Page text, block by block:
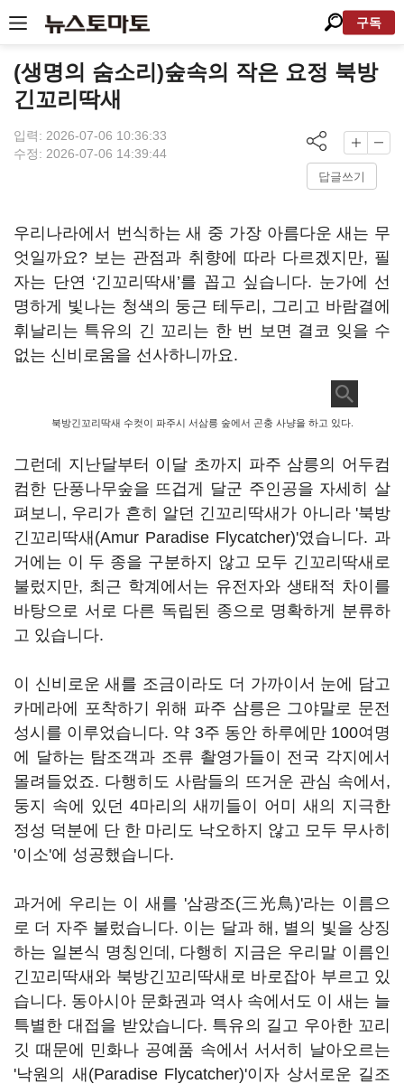
구독
(생명의 숨소리)숲속의 작은 요정 북방
긴꼬리딱새
입력: 2026-07-06 10:36:33
수정: 2026-07-06 14:39:44
답글쓰기
우리나라에서 번식하는 새 중 가장 아름다운 새는 무
엇일까요? 보는 관점과 취향에 따라 다르겠지만, 필
자는 단연 ‘긴꼬리딱새’를 꼽고 싶습니다. 눈가에 선
명하게 빛나는 청색의 둥근 테두리, 그리고 바람결에
휘날리는 특유의 긴 꼬리는 한 번 보면 결코 잊을 수
없는 신비로움을 선사하니까요.
북방긴꼬리딱새 수컷이 파주시 서삼릉 숲에서 곤충 사냥을 하고 있다.
그런데 지난달부터 이달 초까지 파주 삼릉의 어두컴
컴한 단풍나무숲을 뜨겁게 달군 주인공을 자세히 살
펴보니, 우리가 흔히 알던 긴꼬리딱새가 아니라 '북방
긴꼬리딱새(Amur Paradise Flycatcher)'였습니다. 과
거에는 이 두 종을 구분하지 않고 모두 긴꼬리딱새로
불렀지만, 최근 학계에서는 유전자와 생태적 차이를
바탕으로 서로 다른 독립된 종으로 명확하게 분류하
고 있습니다.
이 신비로운 새를 조금이라도 더 가까이서 눈에 담고
카메라에 포착하기 위해 파주 삼릉은 그야말로 문전
성시를 이루었습니다. 약 3주 동안 하루에만 100여명
에 달하는 탐조객과 조류 촬영가들이 전국 각지에서
몰려들었죠. 다행히도 사람들의 뜨거운 관심 속에서,
둥지 속에 있던 4마리의 새끼들이 어미 새의 지극한
정성 덕분에 단 한 마리도 낙오하지 않고 모두 무사히
'이소'에 성공했습니다.
과거에 우리는 이 새를 '삼광조(三光鳥)'라는 이름으
로 더 자주 불렀습니다. 이는 달과 해, 별의 빛을 상징
하는 일본식 명칭인데, 다행히 지금은 우리말 이름인
긴꼬리딱새와 북방긴꼬리딱새로 바로잡아 부르고 있
습니다. 동아시아 문화권과 역사 속에서도 이 새는 늘
특별한 대접을 받았습니다. 특유의 길고 우아한 꼬리
깃 때문에 민화나 공예품 속에서 서서히 날아오르는
'낙원의 새(Paradise Flycatcher)'이자 상서로운 길조